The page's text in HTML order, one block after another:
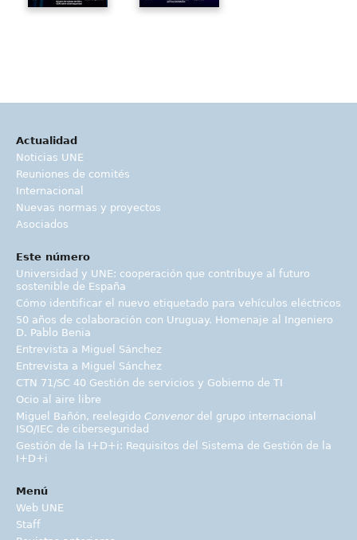
Actualidad
Noticias UNE
Reuniones de comités
Internacional
Nuevas normas y proyectos
Asociados
Este número
Universidad y UNE: cooperación que contribuye al futuro
sostenible de España
Cómo identificar el nuevo etiquetado para vehículos eléctricos
50 años de colaboración con Uruguay. Homenaje al Ingeniero
D. Pablo Benia
Entrevista a Miguel Sánchez
Entrevista a Miguel Sánchez
CTN 71/SC 40 Gestión de servicios y Gobierno de TI
Ocio al aire libre
Miguel Bañón, reelegido Convenordel grupo internacional
ISO/IEC de ciberseguridad
Gestión de la I+D+i: Requisitos del Sistema de Gestión de la
I+D+i
Menú
Web UNE
Staff